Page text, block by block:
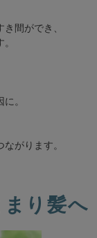
間ができ、
。
がります。
り髪へ